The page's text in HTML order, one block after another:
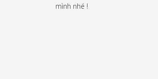
mình nhé !